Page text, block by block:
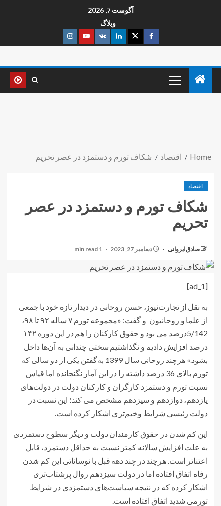
آگوست 7, 2026
وبلاگ
Home اقتصاد شکاف تورم و دستمزد در عصر تحریم
اقتصاد
شکاف تورم و دستمزد در عصر
تحریم
صادق ایروانی دسامبر 27, 2023 1 min read
[ad_1]
به نقل از تجارت‌نیوز، حسن روحانی در دیدار تازه خود با جمعی
از علما و روحانیون او گفت: «مجموعه تورم ۷ ساله ۹۲ تا ۹۸،
5/142درصد می بود و حقوق کارکنان را هم در این دوره ۱۴۲
درصد افزایش دادیم و نگذاشتیم سختی چندانی به آن‌ها داخل
بشود.» هرچند روحانی سال 1399 به‌گفتن یکی از دو سالی که
تورم بالای 36 درصد داشته را در این آمار نگنجانده اما قیاس
نسبت تورم و دستمزد کارگران و کارکنان دولت در دولت‌های
یازدهم، دوازدهم و سیزدهم مشخص می کند؛ این نسبت در
دولت رئیسی شرایط وخیم‌تری اشکار کرده است.
این کم شدن در حقوق کارمندان دولت و دیگر سطوح دستمزدی
به علت افزایش سالانه کمتر نسبت به حداقل دستمزد، قابل
اعتناتر است. هرچند در چند دهه قبل با نوساناتی این کم شدن
رفاه اتفاق افتاده اما در دولت سیزدهم روال پرشتاب‌تری
اشکار کرده که در نتیجه سیاست‌های دستمزدی در شرایط
تورمی شدید اتفاق افتاده است.